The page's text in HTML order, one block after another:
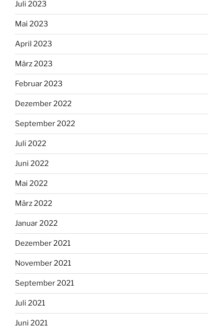
Juli 2023
Mai 2023
April 2023
März 2023
Februar 2023
Dezember 2022
September 2022
Juli 2022
Juni 2022
Mai 2022
März 2022
Januar 2022
Dezember 2021
November 2021
September 2021
Juli 2021
Juni 2021